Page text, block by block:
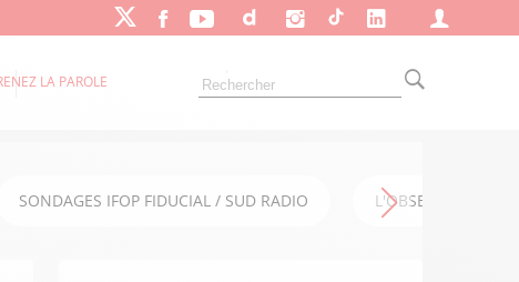
LA PAROLE
SONDAGES IFOP FIDUCIAL / SUD RADIO L'OBSERVATOIRE